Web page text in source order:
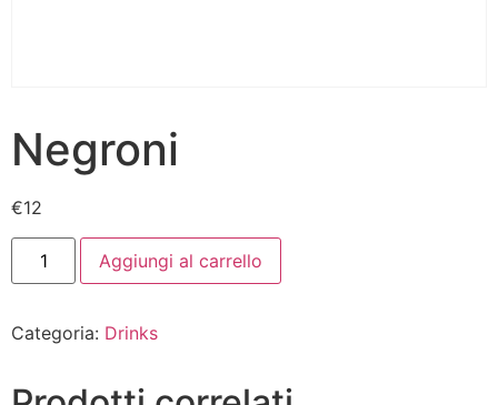
Negroni
€12
Aggiungi al carrello
Categoria: Drinks